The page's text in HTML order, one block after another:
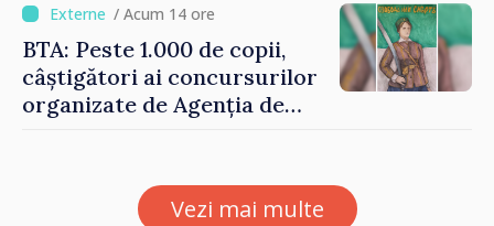
investițiile, taxăm viciile și
echilibrăm taxarea
consumului”
/ Acum 14 ore
BTA: Peste 1.000 de copii,
câștigători ai concursurilor
organizate de Agenția de
Vezi mai multe